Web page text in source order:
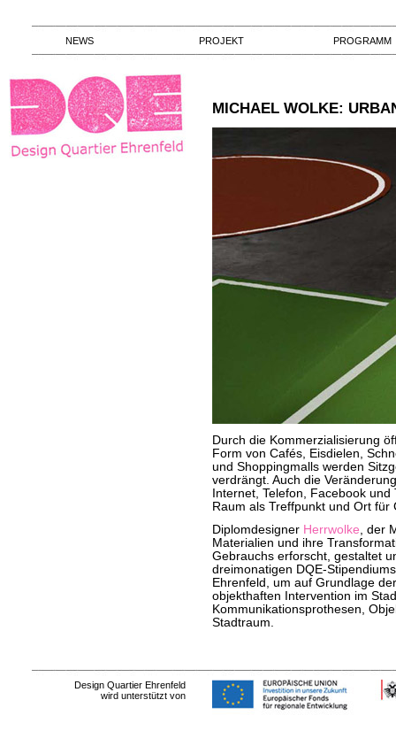
NEWS PROJEKT PROGRAMM
MICHAEL WOLKE:
Durch die Kommerzialisierung
Form von Cafés, Eisdielen,
und Shoppingmalls werden
verdrängt. Auch die
Internet, Telefon, Facebook
Raum als Treffpunkt und Ort
Diplomdesigner Herrwolke , der
Materialien und ihre
Gebrauchs erforscht, gestaltet
dreimonatigen DQE-
Ehrenfeld, um auf Grundlage
objekthaften Intervention im
Kommunikationsprothesen,
Stadtraum.
Design Quartier Ehrenfeld
wird unterstützt von